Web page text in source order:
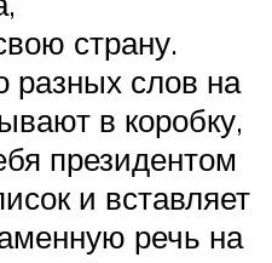
страну.
разных слов на
в коробку,
президентом
и вставляет
речь на